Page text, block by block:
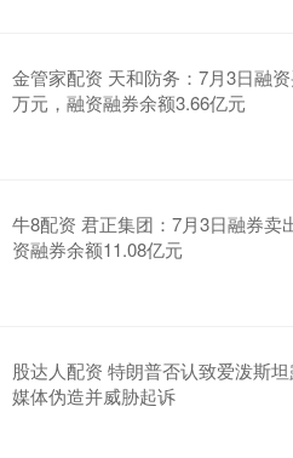
金管家配资 天和防务：7月3日融
万元，融资融券余额3.66亿元
牛8配资 君正集团：7月3日融券卖
资融券余额11.08亿元
股达人配资 特朗普否认致爱泼斯
媒体伪造并威胁起诉